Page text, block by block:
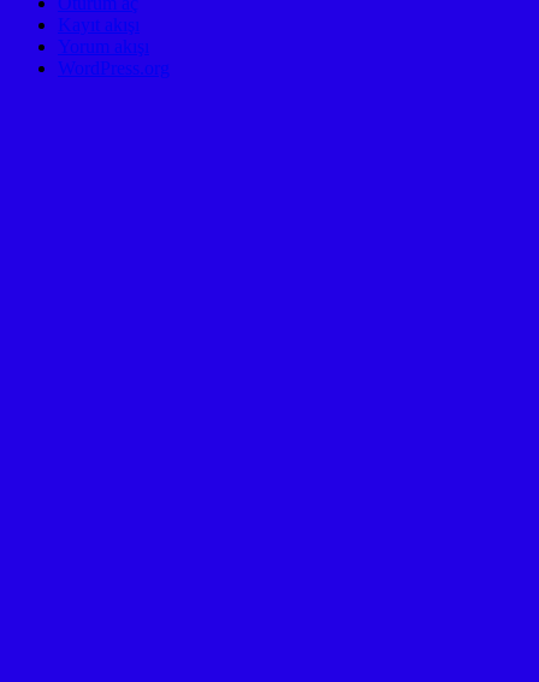
Kayıt akışı
Yorum akışı
WordPress.org